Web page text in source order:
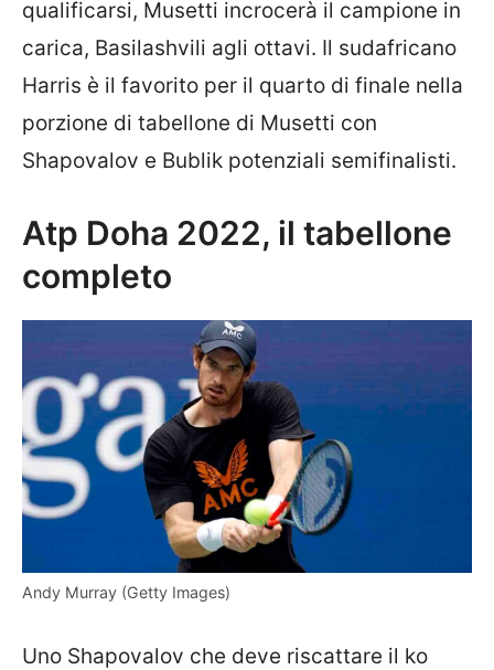
qualificarsi, Musetti incrocerà il campione in
carica, Basilashvili agli ottavi. Il sudafricano
Harris è il favorito per il quarto di finale nella
porzione di tabellone di Musetti con
Shapovalov e Bublik potenziali semifinalisti.
Atp Doha 2022, il tabellone
completo
Andy Murray (Getty Images)
Uno Shapovalov che deve riscattare il ko